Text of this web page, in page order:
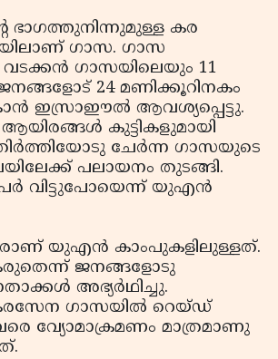
ഭാഗത്തുനിന്നുമുള്ള കര
ഗാസ. ഗാസ
വടക്കന്‍ ഗാസയിലെയും 11
24 മണിക്കൂറിനകം
ഇസ്രാഈല്‍ ആവശ്യപ്പെട്ടു.
ആയിരങ്ങള്‍ കുട്ടികളുമായി
ചേര്‍ന്ന ഗാസയുടെ
പലായനം തുടങ്ങി.
വിട്ടുപോയെന്ന് യുഎന്‍
യുഎന്‍ കാംപുകളിലുള്ളത്.
ജനങ്ങളോടു
അഭ്യര്‍ഥിച്ചു.
ഗാസയില്‍ റെയ്ഡ്
വ്യോമാക്രമണം മാത്രമാണു